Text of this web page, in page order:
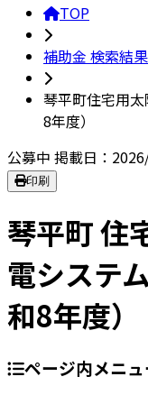
TOP
補助金 検索結果
琴平町住宅用
8年度）
公募中 掲載日：
印刷
琴平町 住
電システ
和8年度）
ページ内メニュ